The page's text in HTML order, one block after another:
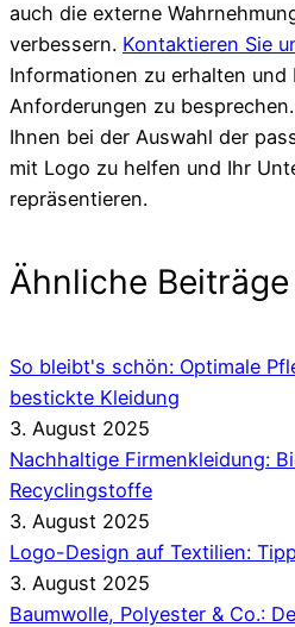
auch die externe
verbessern. Kontaktieren Sie
Informationen zu erhalten und
Anforderungen zu
Ihnen bei der Auswahl der
mit Logo zu helfen und Ihr
repräsentieren.
Ähnliche Beiträge
So bleibt's schön: Optimale
bestickte Kleidung
3. August 2025
Nachhaltige Firmenkleidung:
Recyclingstoffe
3. August 2025
Logo-Design auf Textilien:
3. August 2025
Baumwolle, Polyester & Co.: